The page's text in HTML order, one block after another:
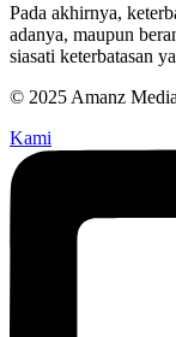
Pada akhirnya,
adanya, maupun
siasati keterbatasan
© 2025 Amanz
Kami